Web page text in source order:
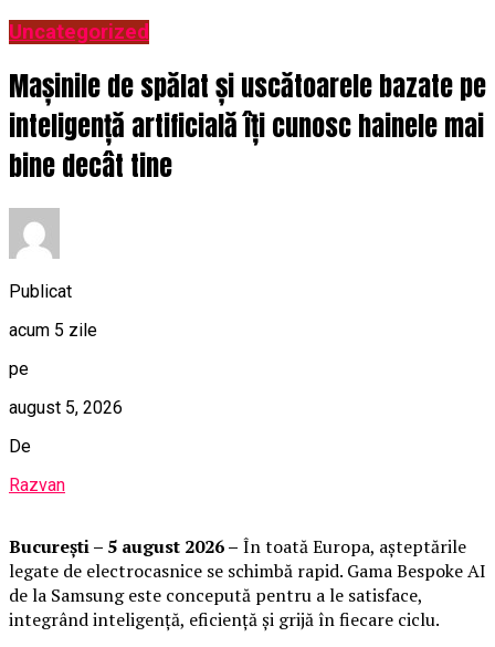
Uncategorized
Mașinile de spălat și uscătoarele bazate pe
inteligență artificială îți cunosc hainele mai
bine decât tine
Publicat
acum 5 zile
pe
august 5, 2026
De
Razvan
București – 5 august 2026 – În toată Europa, așteptările
legate de electrocasnice se schimbă rapid. Gama Bespoke AI
de la Samsung este concepută pentru a le satisface,
integrând inteligență, eficiență și grijă în fiecare ciclu.